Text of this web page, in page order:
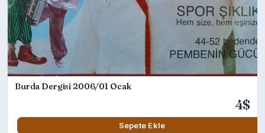
Burda Dergisi 2006/01 Ocak
4$
Sepete Ekle